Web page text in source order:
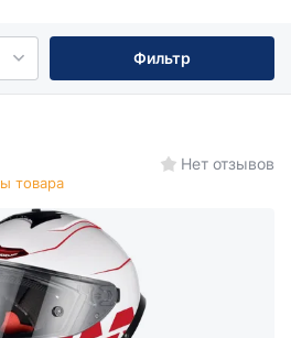
Фильтр
товара
Нет отзывов